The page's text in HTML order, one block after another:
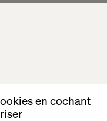
en cochant